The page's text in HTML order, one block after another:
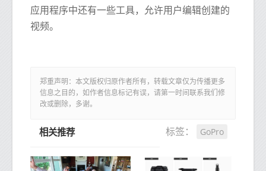
应用程序中还有一些工具，允许用户编辑创建的
视频。
郑重声明：本文版权归原作者所有，转载文章仅为传播更多
信息之目的，如作者信息标记有误，请第一时间联系我们修
改或删除，多谢。
标签： GoPro
相关推荐